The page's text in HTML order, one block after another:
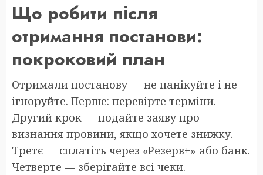
Що робити після
отримання постанови:
покроковий план
Отримали постанову — не панікуйте і не
ігноруйте. Перше: перевірте терміни.
Другий крок — подайте заяву про
визнання провини, якщо хочете знижку.
Третє — сплатіть через «Резерв+» або банк.
Четверте — зберігайте всі чеки.